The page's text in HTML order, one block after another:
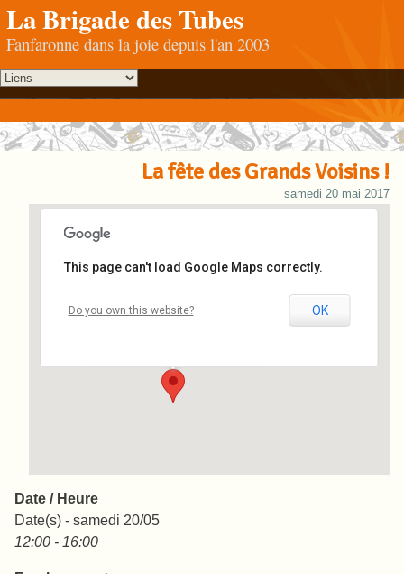
La Brigade des Tubes
Fanfaronne dans la joie depuis l'an 2003
La fête des Grands Voisins !
samedi 20 mai 2017
Maison de l’Ingénieur du 12/14
This page can't load Google Maps correctly.
Do you own this website? OK
Date / Heure
Date(s) - samedi 20/05
12:00 - 16:00